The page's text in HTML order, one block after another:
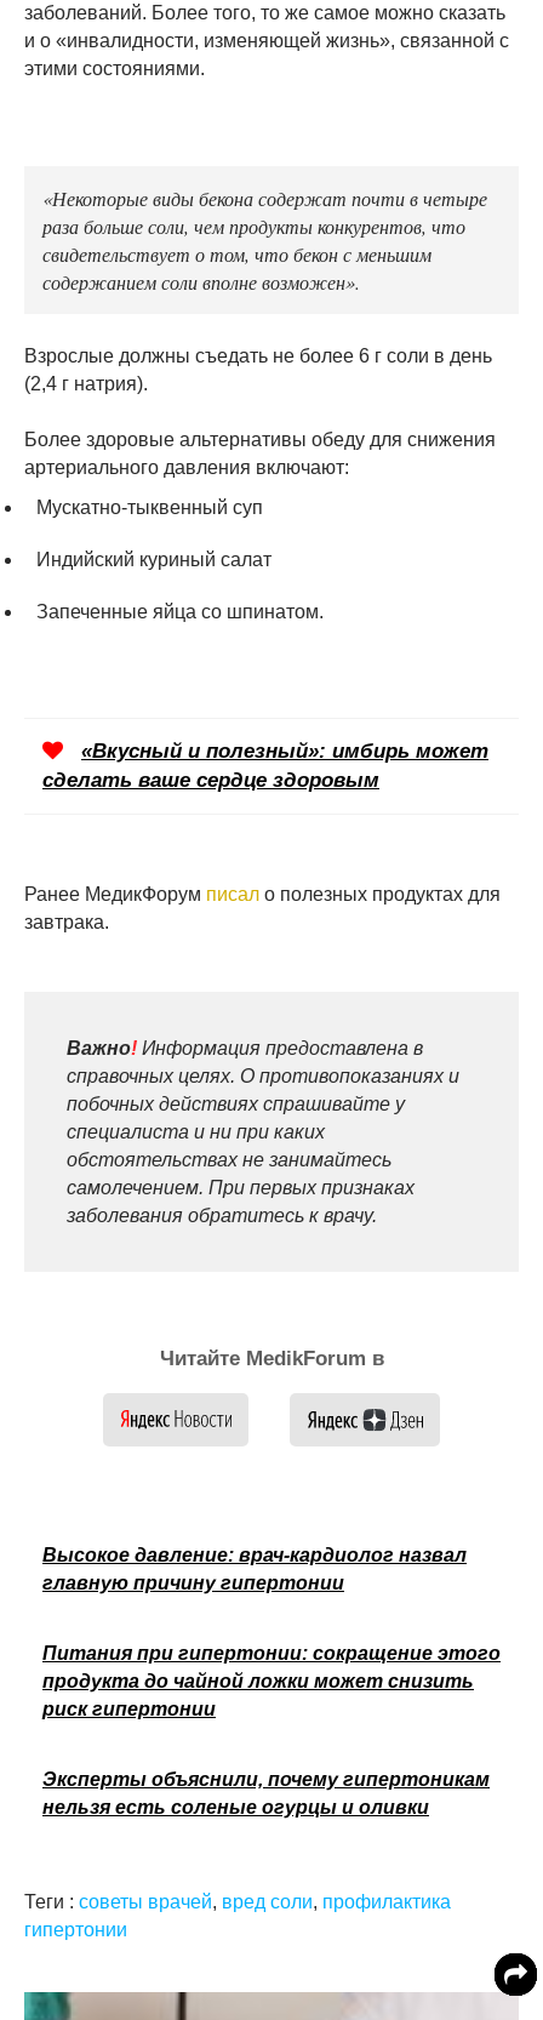
заболеваний. Более того, то же самое можно сказать
и о «инвалидности, изменяющей жизнь», связанной с
этими состояниями.
«Некоторые виды бекона содержат почти в четыре
раза больше соли, чем продукты конкурентов, что
свидетельствует о том, что бекон с меньшим
содержанием соли вполне возможен».
Взрослые должны съедать не более 6 г соли в день
(2,4 г натрия).
Более здоровые альтернативы обеду для снижения
артериального давления включают:
Мускатно-тыквенный суп
Индийский куриный салат
Запеченные яйца со шпинатом.
«Вкусный и полезный»: имбирь может
сделать ваше сердце здоровым
Ранее МедикФорум писал о полезных продуктах для
завтрака.
Важно! Информация предоставлена в
справочных целях. О противопоказаниях и
побочных действиях спрашивайте у
специалиста и ни при каких
обстоятельствах не занимайтесь
самолечением. При первых признаках
заболевания обратитесь к врачу.
Читайте MedikForum в
Высокое давление: врач-кардиолог назвал
главную причину гипертонии
Питания при гипертонии: сокращение этого
продукта до чайной ложки может снизить
риск гипертонии
Эксперты объяснили, почему гипертоникам
нельзя есть соленые огурцы и оливки
Теги : советы врачей, вред соли, профилактика
гипертонии